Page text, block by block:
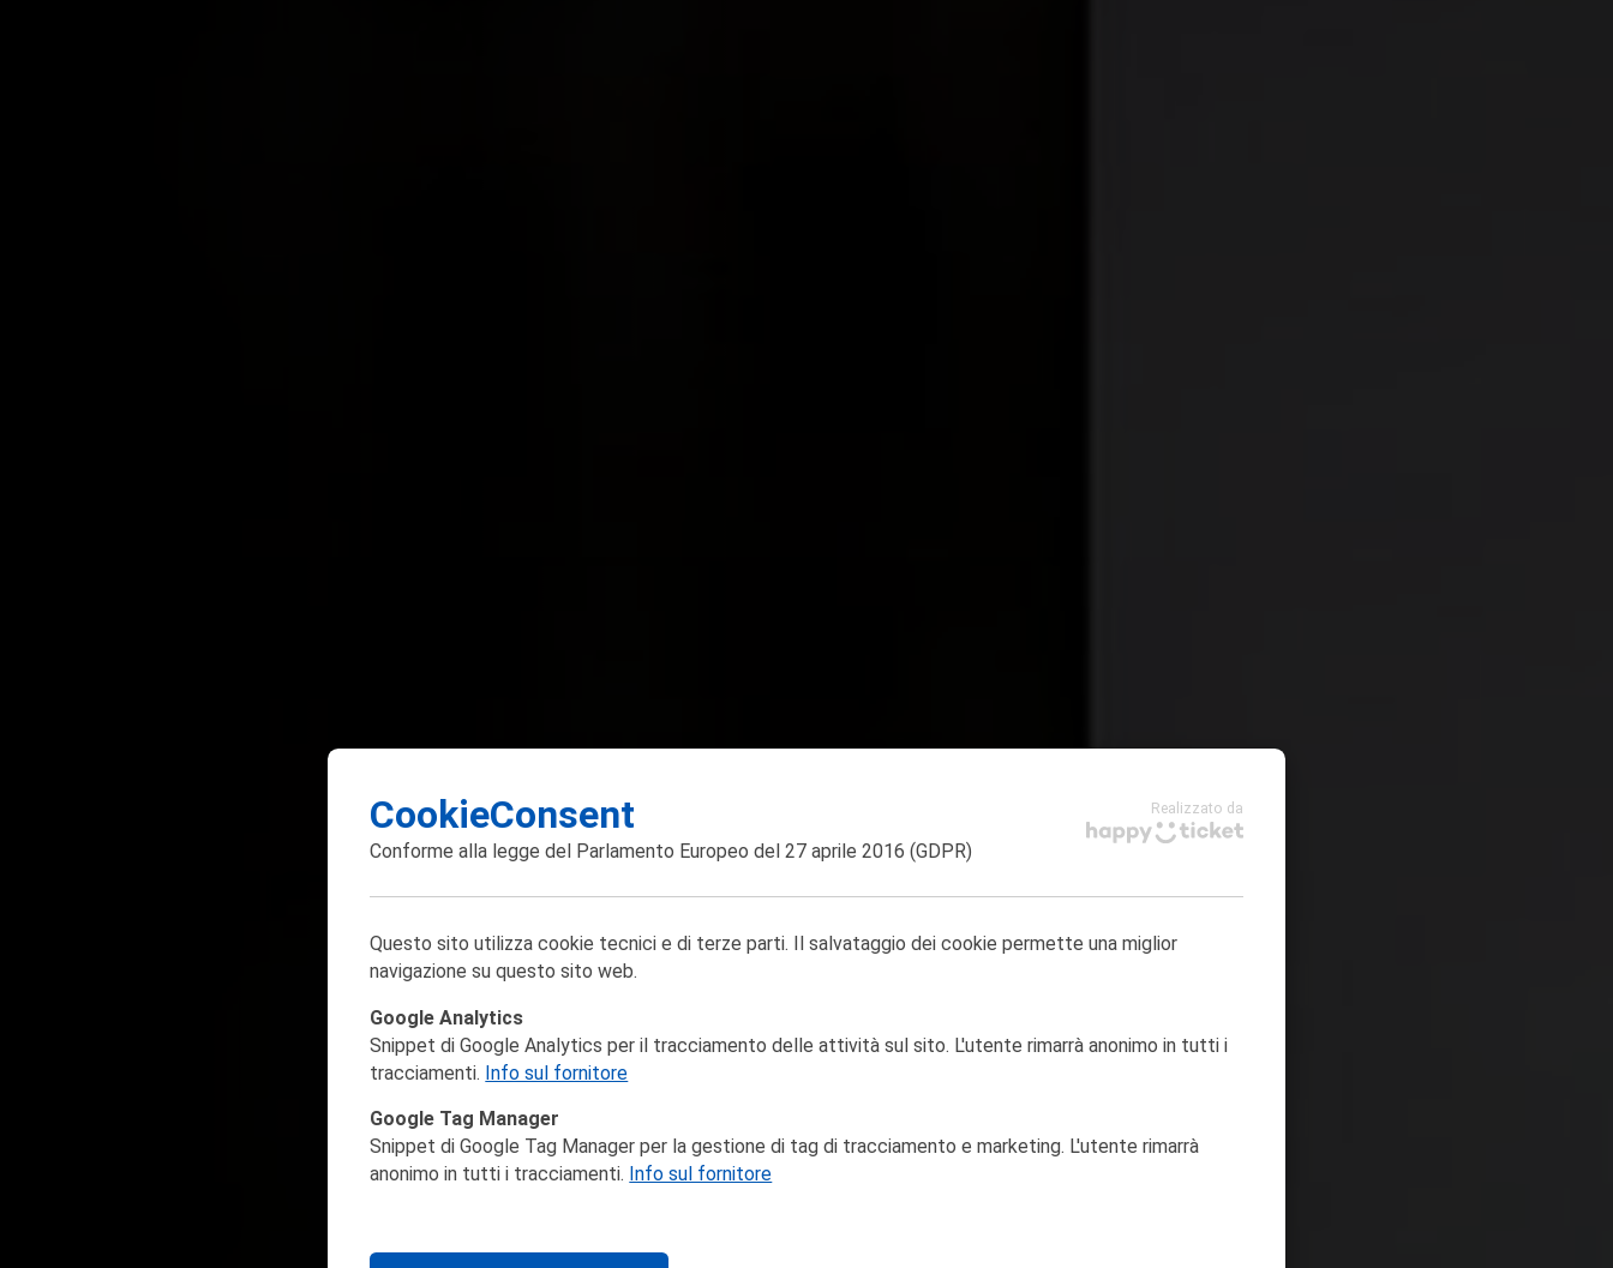
CookieConsent
Conforme alla legge del Parlamento Europeo del 27 aprile 2016 (GDPR)
Realizzato da
Questo sito utilizza cookie tecnici e di terze parti. Il salvataggio dei cookie permette una miglior
navigazione su questo sito web.
Google Analytics
Snippet di Google Analytics per il tracciamento delle attività sul sito. L'utente rimarrà anonimo in tutti i
tracciamenti. Info sul fornitore
Google Tag Manager
Snippet di Google Tag Manager per la gestione di tag di tracciamento e marketing. L'utente rimarrà
anonimo in tutti i tracciamenti. Info sul fornitore